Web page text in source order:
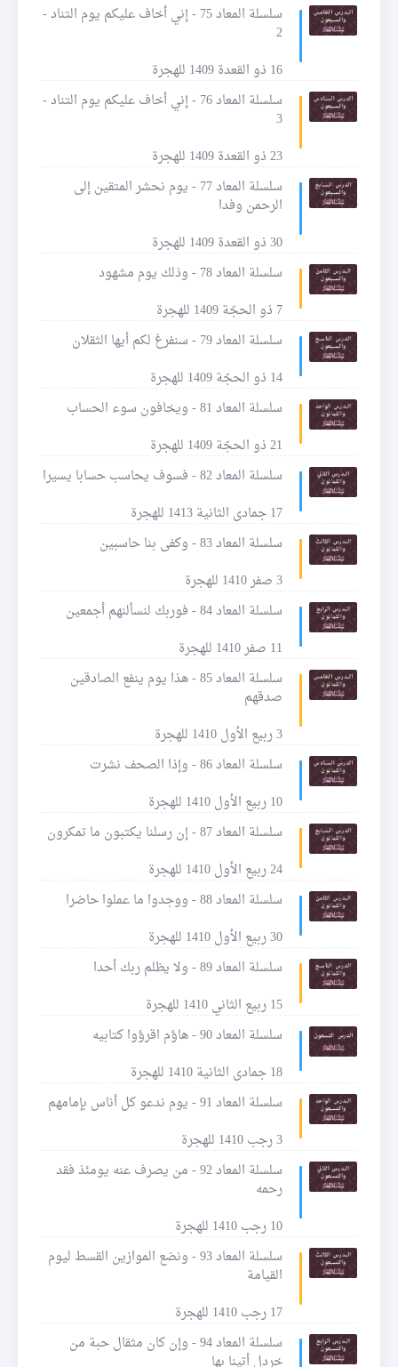
سلسلة المعاد 75 - إني أخاف عليكم يوم التناد -
2
16 ذو القعدة 1409 للهجرة
سلسلة المعاد 76 - إني أخاف عليكم يوم التناد -
3
23 ذو القعدة 1409 للهجرة
سلسلة المعاد 77 - يوم نحشر المتقين إلى
الرحمن وفدا
30 ذو القعدة 1409 للهجرة
سلسلة المعاد 78 - وذلك يوم مشهود
7 ذو الحجّة 1409 للهجرة
سلسلة المعاد 79 - سنفرغ لكم أيها الثقلان
14 ذو الحجّة 1409 للهجرة
سلسلة المعاد 81 - ويخافون سوء الحساب
21 ذو الحجّة 1409 للهجرة
سلسلة المعاد 82 - فسوف يحاسب حسابا يسيرا
17 جمادى الثانية 1413 للهجرة
سلسلة المعاد 83 - وكفى بنا حاسبين
3 صفر 1410 للهجرة
سلسلة المعاد 84 - فوربك لنسألنهم أجمعين
11 صفر 1410 للهجرة
سلسلة المعاد 85 - هذا يوم ينفع الصادقين
صدقهم
3 ربيع الأول 1410 للهجرة
سلسلة المعاد 86 - وإذا الصحف نشرت
10 ربيع الأول 1410 للهجرة
سلسلة المعاد 87 - إن رسلنا يكتبون ما تمكرون
24 ربيع الأول 1410 للهجرة
سلسلة المعاد 88 - ووجدوا ما عملوا حاضرا
30 ربيع الأول 1410 للهجرة
سلسلة المعاد 89 - ولا يظلم ربك أحدا
15 ربيع الثاني 1410 للهجرة
سلسلة المعاد 90 - هاؤم اقرؤوا كتابيه
18 جمادى الثانية 1410 للهجرة
سلسلة المعاد 91 - يوم ندعو كل أناس بإمامهم
3 رجب 1410 للهجرة
سلسلة المعاد 92 - من يصرف عنه يومئذ فقد
رحمه
10 رجب 1410 للهجرة
سلسلة المعاد 93 - ونضع الموازين القسط ليوم
القيامة
17 رجب 1410 للهجرة
سلسلة المعاد 94 - وإن كان مثقال حبة من
خردل أتينا بها